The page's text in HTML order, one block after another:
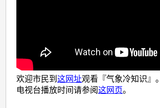
欢迎市民到这网址观看『气象冷知识』。
电视台播放时间请参阅这网页。